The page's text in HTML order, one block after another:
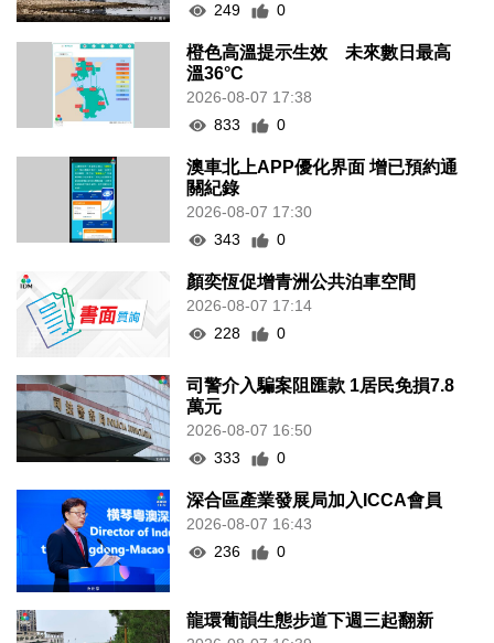
249
0
橙色高溫提示生效 未來數日最高
溫36°C
2026-08-07 17:38
833
0
澳車北上APP優化界面 增已預約通
關紀錄
2026-08-07 17:30
343
0
顏奕恆促增青洲公共泊車空間
2026-08-07 17:14
228
0
司警介入騙案阻匯款 1居民免損7.8
萬元
2026-08-07 16:50
333
0
深合區產業發展局加入ICCA會員
2026-08-07 16:43
236
0
龍環葡韻生態步道下週三起翻新